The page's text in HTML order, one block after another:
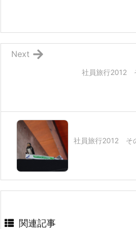
社員旅行2012
Next
社員旅行2012 そ
関連記事